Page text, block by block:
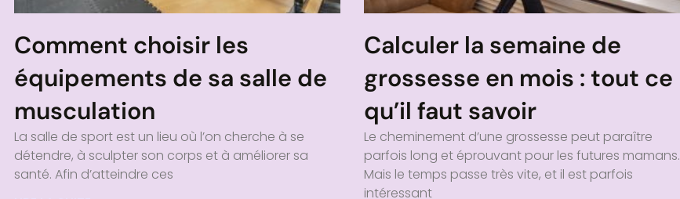
Comment choisir les
équipements de sa salle de
musculation
La salle de sport est un lieu où l’on cherche à se
détendre, à sculpter son corps et à améliorer sa
santé. Afin d’atteindre ces
Calculer la semaine de
grossesse en mois : tout ce
qu’il faut savoir
Le cheminement d’une grossesse peut paraître
parfois long et éprouvant pour les futures mamans.
Mais le temps passe très vite, et il est parfois
intéressant